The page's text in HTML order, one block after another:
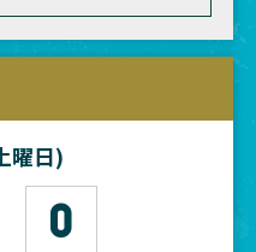
曜日)
0